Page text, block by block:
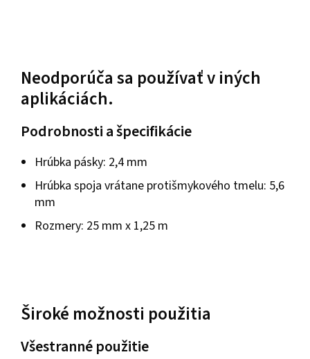
Neodporúča sa používať v iných
aplikáciách.
Podrobnosti a špecifikácie
Hrúbka pásky: 2,4 mm
Hrúbka spoja vrátane protišmykového tmelu: 5,6
mm
Rozmery: 25 mm x 1,25 m
Široké možnosti použitia
Všestranné použitie